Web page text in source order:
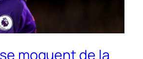
moquent de la